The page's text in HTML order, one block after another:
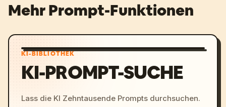
Mehr Prompt-Funktionen
KI-BIBLIOTHEK
KI-PROMPT-SUCHE
Lass die KI Zehntausende Prompts durchsuchen.